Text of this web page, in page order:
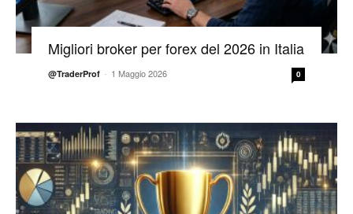
Migliori broker per forex del 2026 in Italia
@TraderProf - 1 Maggio 2026 0